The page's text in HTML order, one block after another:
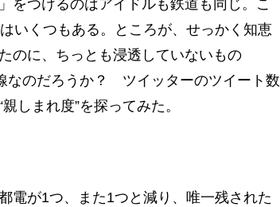
つけるのはアイドルも鉄道も同じ。こ
いくつもある。ところが、せっかく知恵
のに、ちっとも浸透していないもの
なのだろうか？ ツイッターのツイート数
しまれ度”を探ってみた。
電が1つ、また1つと減り、唯一残された